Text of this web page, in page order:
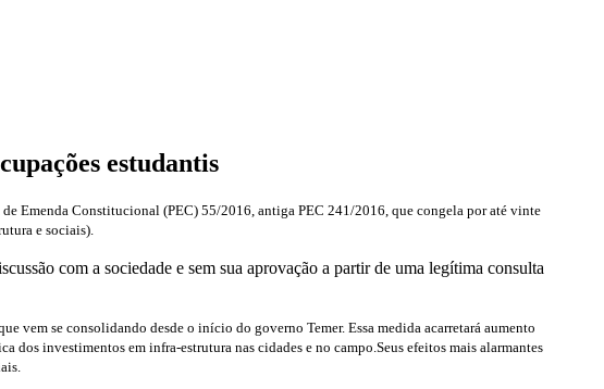
estudantis
Emenda Constitucional (PEC) 55/2016, antiga PEC 241/2016, que congela por até vinte
e sociais).
com a sociedade e sem sua aprovação a partir de uma legítima consulta
vem se consolidando desde o início do governo Temer. Essa medida acarretará aumento
dos investimentos em infra-estrutura nas cidades e no campo.Seus efeitos mais alarmantes